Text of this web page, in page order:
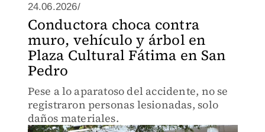
24.06.2026/
Conductora choca contra
muro, vehículo y árbol en
Plaza Cultural Fátima en San
Pedro
Pese a lo aparatoso del accidente, no se
registraron personas lesionadas, solo
daños materiales.